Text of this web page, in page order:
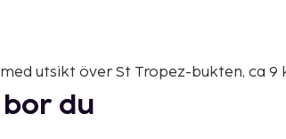
utsikt över St Tropez-bukten, ca 9
bor du